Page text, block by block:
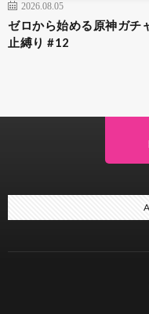
2026.08.05
ゼロから始める原神ガチ
止縛り #12